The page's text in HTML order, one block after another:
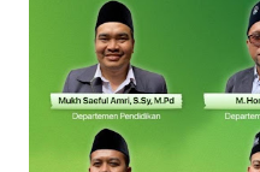
Attarayan (Kelas 1),
(Kelas 5) dan Emas, Adillia
Bahasa Inggris peraih
(Kelas 2), Sandra Qirani
Nadhif Maulana Tsaqif (Kela...